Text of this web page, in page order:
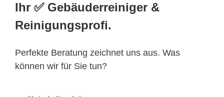
Ihr ✅ Gebäuderreiniger &
Reinigungsprofi.
Perfekte Beratung zeichnet uns aus. Was
können wir für Sie tun?